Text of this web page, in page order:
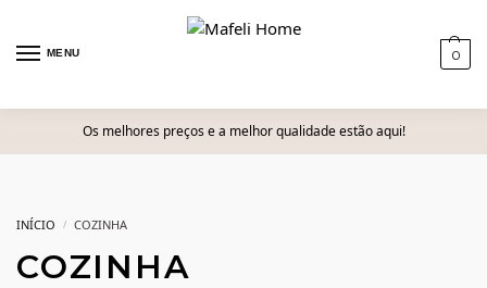
MENU 0
Os melhores preços e a melhor qualidade estão aqui!
INÍCIO / COZINHA
COZINHA